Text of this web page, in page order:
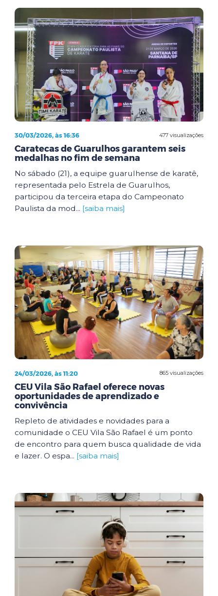
477 visualizações
30/03/2026, às 16:36
Caratecas de Guarulhos garantem seis
medalhas no fim de semana
No sábado (21), a equipe guarulhense de karatê,
representada pelo Estrela de Guarulhos,
participou da terceira etapa do Campeonato
Paulista da mod... [saiba mais]
865 visualizações
24/03/2026, às 11:20
CEU Vila São Rafael oferece novas
oportunidades de aprendizado e
convivência
Repleto de atividades e novidades para a
comunidade o CEU Vila São Rafael é um ponto
de encontro para quem busca qualidade de vida
e lazer. O espa... [saiba mais]